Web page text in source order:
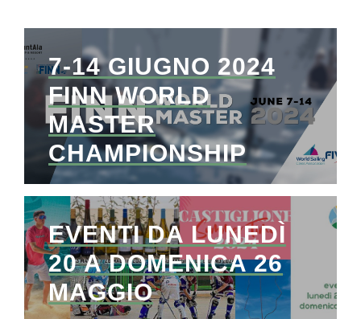
7-14 GIUGNO 2024
FINN WORLD
MASTER
CHAMPIONSHIP
EVENTI DA LUNEDÌ
20 A DOMENICA 26
MAGGIO